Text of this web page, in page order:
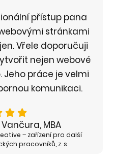
přístup pana
stránkami
Vřele doporučuji
nejen webové
Jeho práce je velmi
komunikaci.
MBA
– zařízení pro další
pracovníků, z. s.